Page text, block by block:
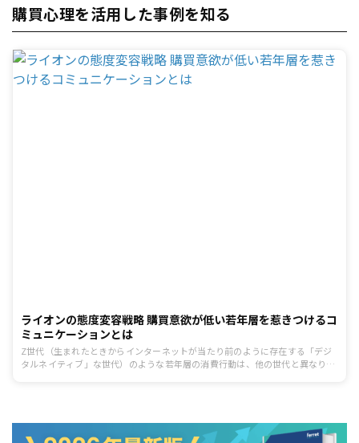
購買心理を活用した事例を知る
ライオンの態度変容戦略 購買意欲が低い若年層を惹きつけるコ
ミュニケーションとは
Z世代（生まれたときからインターネットが当たり前のように存在する「デジ
タルネイティブ」な世代）のような若年層の消費行動は、他の世代と異なり、